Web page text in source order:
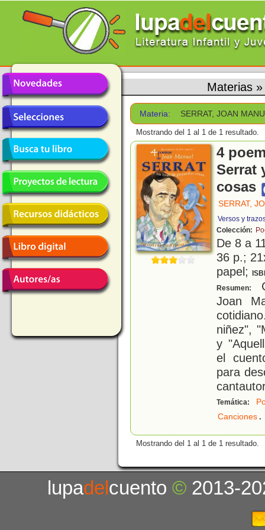
Materias
Materia: SERRAT, JOAN
Mostrando del 1 al 1 de 1 resultado.
4
Serrat
cosas
SERRAT,
Versos y
Colección:
De 8 a
36 p.;
papel;
Resumen:
Joan
niñez",
y
el
para
Temática:
Canciones.
Mostrando del 1 al 1 de 1 resultado.
lupadelcuento© 2013-